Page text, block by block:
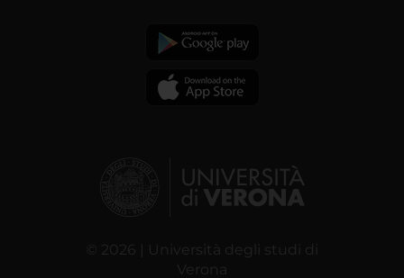
© 2026 | Università degli studi di
Verona